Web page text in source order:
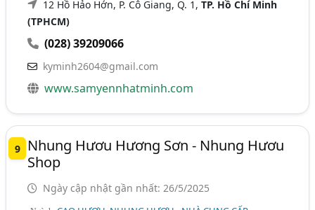
12 Hồ Hảo Hớn, P. Cô Giang, Q. 1,TP. Hồ Chí Minh
(TPHCM)
(028) 39209066
kyminh2604@gmail.com
www.samyennhatminh.com
9
Nhung Hươu Hương Sơn - Nhung Hươu
Shop
Ngày cập nhật gần nhất: 26/5/2025